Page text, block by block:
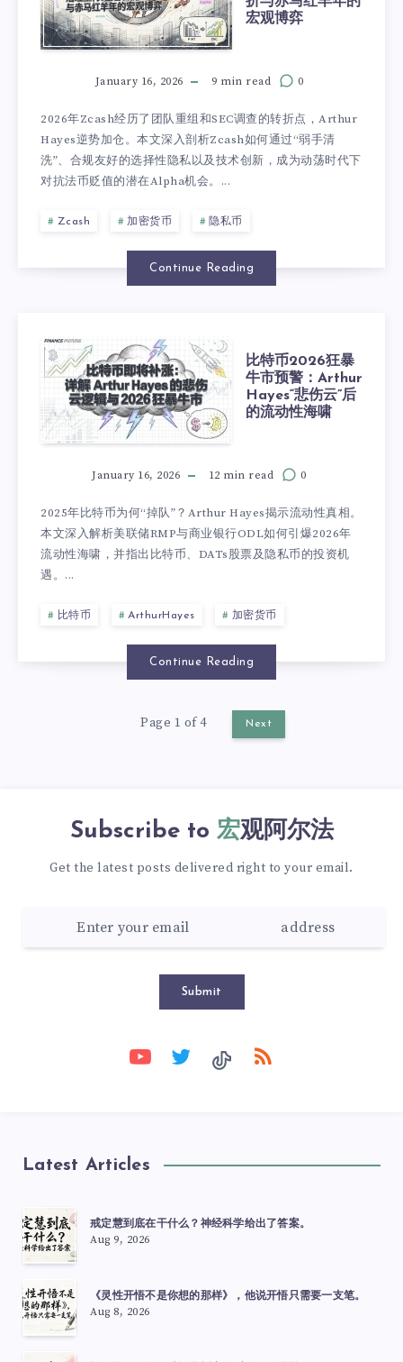
宏观博弈
January 16, 2026 9 min read 0
2026年Zcash经历了团队重组和SEC调查的转折点，Arthur
Hayes逆势加仓。本文深入剖析Zcash如何通过“弱手清
洗”、合规友好的选择性隐私以及技术创新，成为动荡时代下
对抗法币贬值的潜在Alpha机会。...
Zcash 加密货币 隐私币
Continue Reading
比特币2026狂暴
牛市预警：Arthur
Hayes“悲伤云”后
的流动性海啸
January 16, 2026 12 min read 0
2025年比特币为何“掉队”？Arthur Hayes揭示流动性真相。
本文深入解析美联储RMP与商业银行ODL如何引爆2026年
流动性海啸，并指出比特币、DATs股票及隐私币的投资机
遇。...
比特币 ArthurHayes 加密货币
Continue Reading
Page 1 of 4 Next
Subscribe to 宏观阿尔法
Get the latest posts delivered right to your email.
Submit
Latest Articles
戒定慧到底在干什么？神经科学给出了答案。
Aug 9, 2026
《灵性开悟不是你想的那样》，他说开悟只需要一支笔。
Aug 8, 2026